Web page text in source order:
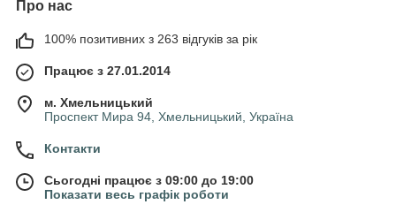
Про нас
100% позитивних з 263 відгуків за рік
Працює з 27.01.2014
м. Хмельницький
Проспект Мира 94, Хмельницький, Україна
Контакти
Сьогодні працює з 09:00 до 19:00
Показати весь графік роботи